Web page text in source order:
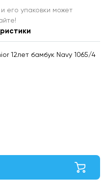
его упаковки может
12лет бамбук Navy 1065/4